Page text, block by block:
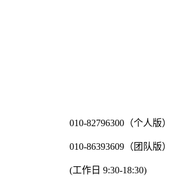
010-82796300（个人版）
010-86393609（团队版）
(工作日 9:30-18:30)